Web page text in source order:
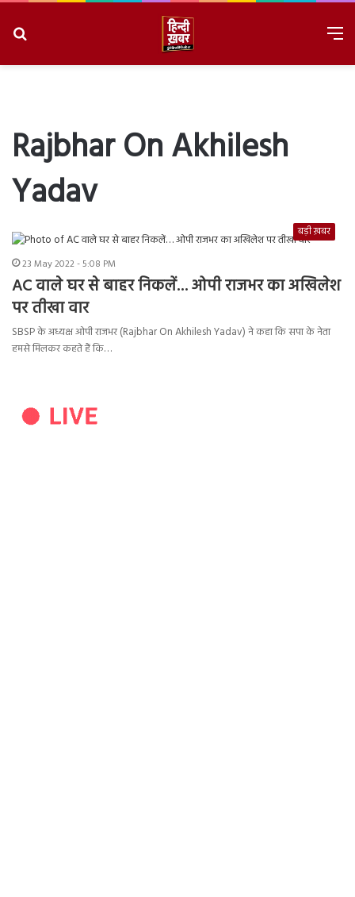
Rajbhar On Akhilesh
Yadav
बड़ी ख़बर
23 May 2022 - 5:08 PM
AC वाले घर से बाहर निकलें… ओपी राजभर का अखिलेश
पर तीखा वार
SBSP के अध्यक्ष ओपी राजभर (Rajbhar On Akhilesh Yadav) ने कहा कि सपा के नेता
हमसे मिलकर कहते हैं कि…